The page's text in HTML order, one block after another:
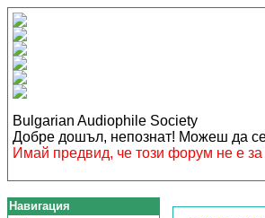
Bulgarian Audiophile Society
Добре дошъл, непознат! Можеш да
Имай предвид, че този форум не е
Навигация